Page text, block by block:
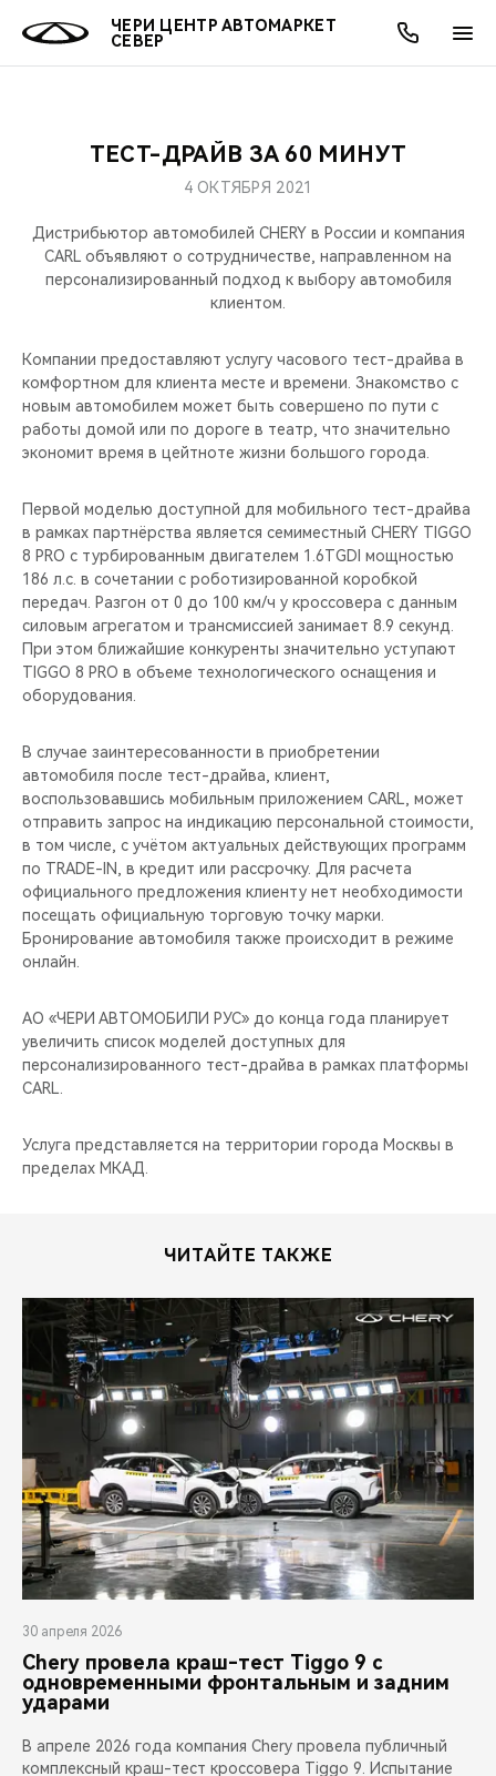
ЧЕРИ ЦЕНТР АВТОМАРКЕТ
СЕВЕР
МОДЕЛИ
КРОССОВЕРЫ
СЕДАНЫ
НОВИНКИ
ПОКУПАТЕЛЯМ
КРЕДИТ И СТРАХОВАНИЕ
ВЛАДЕЛЬЦАМ
ЗАПЧАСТИ И АКСЕССУАРЫ
CHERY CONNECT
МИР CHERY
О БРЕНДЕ
ЛЮДИ CHERY
БЛАГОТВОРИТЕЛЬНОСТЬ
CHERY REMOTE
CHERY И СПОРТ
НАШИ МЕРОПРИЯТИЯ
ВИДЕООБЗОРЫ
АКЦИИ
ОНЛАЙН СЕРВИСЫ
КРЕДИТ
О КОМПАНИИ
МЫ В СОЦСЕТЯХ
ТЕСТ-ДРАЙВ ЗА 60 МИНУТ
4 ОКТЯБРЯ 2021
Дистрибьютор автомобилей CHERY в России и компания
CARL объявляют о сотрудничестве, направленном на
персонализированный подход к выбору автомобиля
клиентом.
Компании предоставляют услугу часового тест-драйва в
комфортном для клиента месте и времени. Знакомство с
новым автомобилем может быть совершено по пути с
работы домой или по дороге в театр, что значительно
экономит время в цейтноте жизни большого города.
Первой моделью доступной для мобильного тест-драйва
в рамках партнёрства является семиместный CHERY TIGGO
8 PRO с турбированным двигателем 1.6TGDI мощностью
186 л.с. в сочетании с роботизированной коробкой
передач. Разгон от 0 до 100 км/ч у кроссовера c данным
силовым агрегатом и трансмиссией занимает 8.9 секунд.
При этом ближайшие конкуренты значительно уступают
TIGGO 8 PRO в объеме технологического оснащения и
оборудования.
В случае заинтересованности в приобретении
автомобиля после тест-драйва, клиент,
воспользовавшись мобильным приложением CARL, может
отправить запрос на индикацию персональной стоимости,
в том числе, с учётом актуальных действующих программ
по TRADE-IN, в кредит или рассрочку. Для расчета
официального предложения клиенту нет необходимости
посещать официальную торговую точку марки.
Бронирование автомобиля также происходит в режиме
онлайн.
АО «ЧЕРИ АВТОМОБИЛИ РУС» до конца года планирует
увеличить список моделей доступных для
персонализированного тест-драйва в рамках платформы
CARL.
Услуга представляется на территории города Москвы в
пределах МКАД.
ЧИТАЙТЕ ТАКЖЕ
30 апреля 2026
Chery провела краш-тест Tiggo 9 с
одновременными фронтальным и задним
ударами
В апреле 2026 года компания Chery провела публичный
комплексный краш-тест кроссовера Tiggo 9. Испытание